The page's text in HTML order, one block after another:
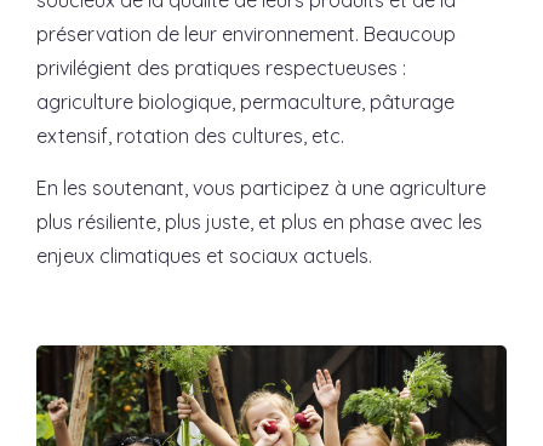
préservation de leur environnement. Beaucoup
privilégient des pratiques respectueuses :
agriculture biologique, permaculture, pâturage
extensif, rotation des cultures, etc.
En les soutenant, vous participez à une agriculture
plus résiliente, plus juste, et plus en phase avec les
enjeux climatiques et sociaux actuels.